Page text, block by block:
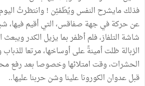
فذلك مايشرح النفس ويُطَمْئِن ! وانتظرتُ اليوم
عن حركة في جهة صفاقس، التي أقيم فيها،
شاشة التلفاز، فلم أظفر بما يزيل الكدر
الزبالة ظلت أمينةً على أوساخها، مرتعا
الحشرات، وقت امتلائها وخصوصا بعد رفع
قبل عدوان الكورونا علينا وشن حربنا عليها..